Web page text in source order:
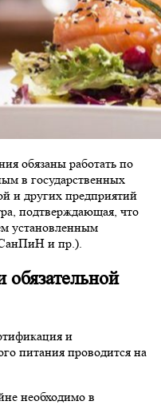
обязаны работать по
в государственных
и других предприятий
подтверждающая, что
установленным
и пр.).
обязательной
и
питания проводится на
необходимо в